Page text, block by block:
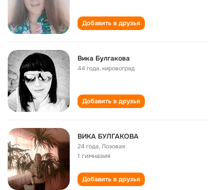
Добавить в друзья
Вика Булгакова
44 года,кировоград
Добавить в друзья
ВИКА БУЛГАКОВА
24 года,Лозовая
1 гимназия
Добавить в друзья